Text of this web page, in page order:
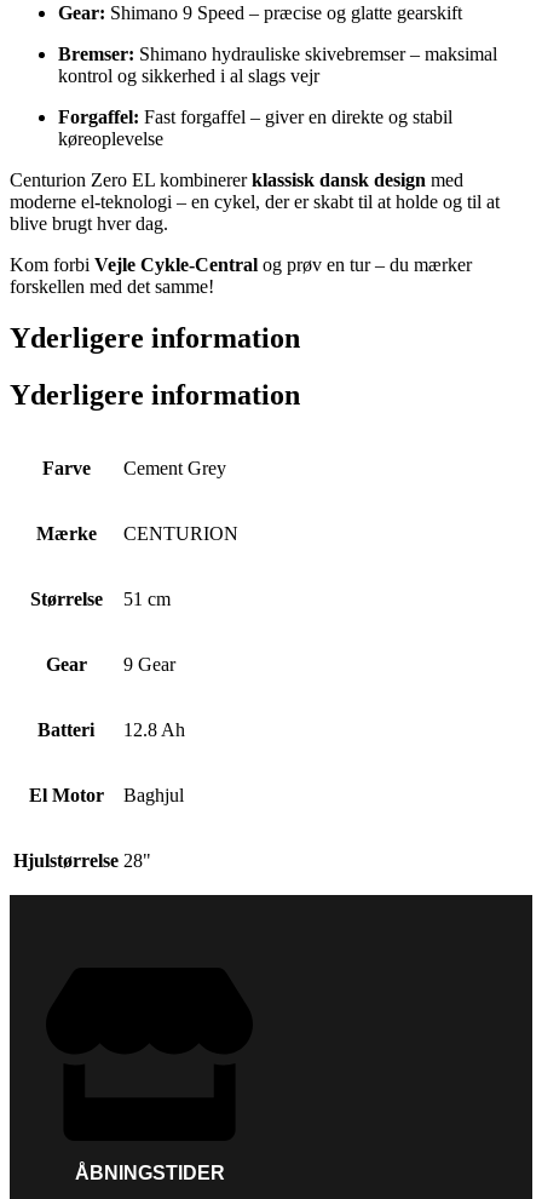
Gear: Shimano 9 Speed – præcise og glatte gearskift
Bremser: Shimano hydrauliske skivebremser – maksimal
kontrol og sikkerhed i al slags vejr
Forgaffel: Fast forgaffel – giver en direkte og stabil
køreoplevelse
Centurion Zero EL kombinererklassisk dansk design med
moderne el-teknologi – en cykel, der er skabt til at holde og til at
blive brugt hver dag.
Kom forbi Vejle Cykle-Central og prøv en tur – du mærker
forskellen med det samme!
Yderligere information
Yderligere information
Farve Cement Grey
Mærke CENTURION
Størrelse 51 cm
Gear 9 Gear
Batteri 12.8 Ah
El Motor Baghjul
Hjulstørrelse 28"
ÅBNINGSTIDER